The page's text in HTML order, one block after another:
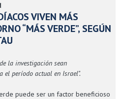
VIVEN MÁS
“MÁS VERDE”, SEGÚN
la investigación sean
el período actual en Israel".
puede ser un factor beneficioso